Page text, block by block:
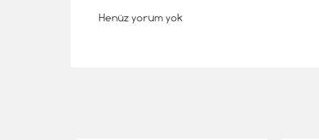
Henüz yorum yok